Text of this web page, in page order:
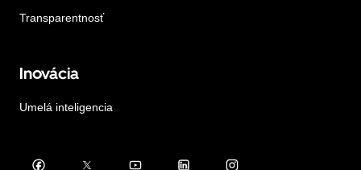
Transparentnosť
Inovácia
Umelá inteligencia